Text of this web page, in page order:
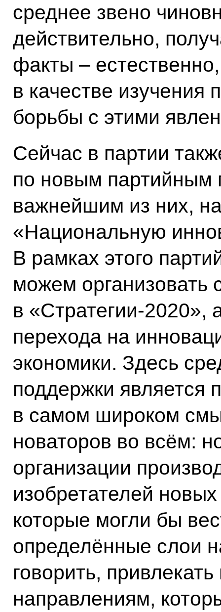
среднее звено
действительно,
факты –
в качестве изучения
борьбы с этими
Сейчас в партии
по новым партийным
важнейшим из них,
«Национальную
В рамках этого
можем организовать
в «Стратегии-2020»,
перехода на
экономики. Здесь
поддержки является
в самом широком
новаторов во всём:
организации
изобретателей
которые могли бы
определённые слои
говорить,
направлениям,